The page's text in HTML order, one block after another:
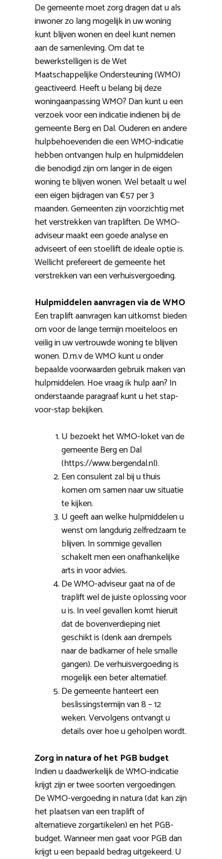
De gemeente moet zorg dragen dat u als
inwoner zo lang mogelijk in uw woning
kunt blijven wonen en deel kunt nemen
aan de samenleving. Om dat te
bewerkstelligen is de Wet
Maatschappelijke Ondersteuning (WMO)
geactiveerd. Heeft u belang bij deze
woningaanpassing WMO? Dan kunt u een
verzoek voor een indicatie indienen bij de
gemeente Berg en Dal. Ouderen en andere
hulpbehoevenden die een WMO-indicatie
hebben ontvangen hulp en hulpmiddelen
die benodigd zijn om langer in de eigen
woning te blijven wonen. Wel betaalt u wel
een eigen bijdragen van €57 per 3
maanden. Gemeenten zijn voorzichtig met
het verstrekken van trapliften. De WMO-
adviseur maakt een goede analyse en
adviseert of een stoellift de ideale optie is.
Wellicht prefereert de gemeente het
verstrekken van een verhuisvergoeding.
Hulpmiddelen aanvragen via de WMO
Een traplift aanvragen kan uitkomst bieden
om voor de lange termijn moeiteloos en
veilig in uw vertrouwde woning te blijven
wonen. D.m.v de WMO kunt u onder
bepaalde voorwaarden gebruik maken van
hulpmiddelen. Hoe vraag ik hulp aan? In
onderstaande paragraaf kunt u het stap-
voor-stap bekijken.
U bezoekt het WMO-loket van de
gemeente Berg en Dal
(https://www.bergendal.nl).
Een consulent zal bij u thuis
komen om samen naar uw situatie
te kijken.
U geeft aan welke hulpmiddelen u
wenst om langdurig zelfredzaam te
blijven. In sommige gevallen
schakelt men een onafhankelijke
arts in voor advies.
De WMO-adviseur gaat na of de
traplift wel de juiste oplossing voor
u is. In veel gevallen komt hieruit
dat de bovenverdieping niet
geschikt is (denk aan drempels
naar de badkamer of hele smalle
gangen). De verhuisvergoeding is
mogelijk een beter alternatief.
De gemeente hanteert een
beslissingstermijn van 8 – 12
weken. Vervolgens ontvangt u
details over hoe u geholpen wordt.
Zorg in natura of het PGB budget
Indien u daadwerkelijk de WMO-indicatie
krijgt zijn er twee soorten vergoedingen.
De WMO-vergoeding in natura (dat kan zijn
het plaatsen van een traplift of
alternatieve zorgartikelen) en het PGB-
budget. Wanneer men gaat voor PGB dan
krijgt u een bepaald bedrag uitgekeerd. U